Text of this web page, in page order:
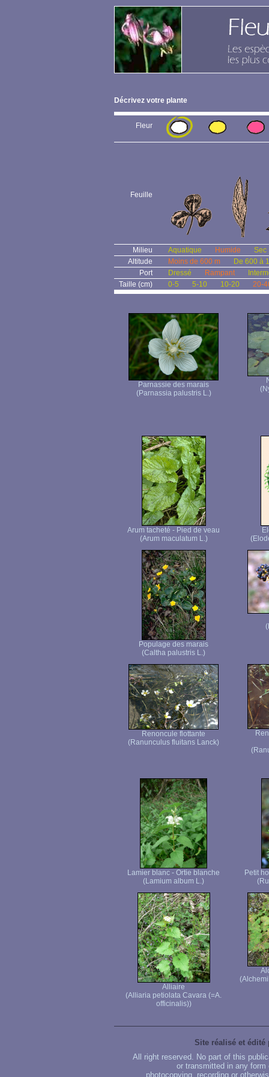
Décrivez votre plante
Fleur
Feuille
Milieu Aquatique Humide
Sec
Altitude
Moins de 600 m
De 600 à
Port
Dressé Rampant
Taille (cm)
0-5 5-10 10-20 20-
Parnassie des marais
(Parnassia palustris L.)
Arum tacheté - Pied de veau
(Arum maculatum L.)
Populage des marais
(Caltha palustris L.)
Renoncule flottante
(Ranunculus fluitans Lanck)
Lamier blanc - Ortie blanche
(Lamium album L.)
Petit
Alliaire
(Alliaria petiolata Cavara (=A.
officinalis))
Site réalisé et édité
All right reserved. No part of this
or transmitted in any
photocopying, recording or